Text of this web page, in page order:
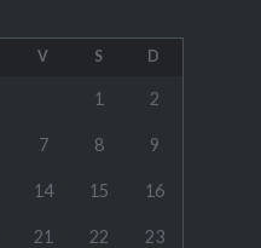
V S D
1 2
7 8 9
14 15 16
21 22 23